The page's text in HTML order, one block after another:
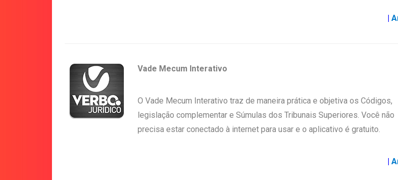
|
Vade Mecum Interativo
O Vade Mecum Interativo traz de maneira prática e objetiva os Códigos,
legislação complementar e Súmulas dos Tribunais Superiores. Você não
precisa estar conectado à internet para usar e o aplicativo é gratuito.
|